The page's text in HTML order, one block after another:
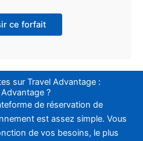
ce forfait
sur Travel Advantage :
?
de réservation de
est assez simple. Vous
de vos besoins, le plus